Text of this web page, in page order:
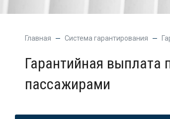
Главная Система гарантирования
Гарантийная выплата
пассажирами